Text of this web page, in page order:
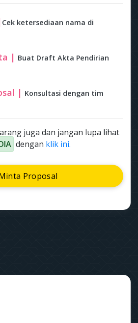
Cek ketersediaan nama di
| Buat Draft Akta Pendirian
| Konsultasi dengan tim
juga dan jangan lupa lihat
dengan klik ini.
Proposal